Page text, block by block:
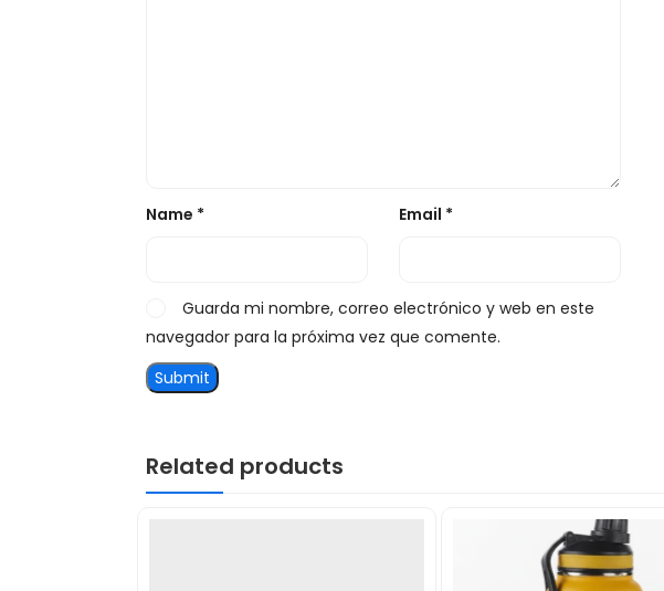
Name * Email *
Guarda mi nombre, correo electrónico y web en este
navegador para la próxima vez que comente.
Related products